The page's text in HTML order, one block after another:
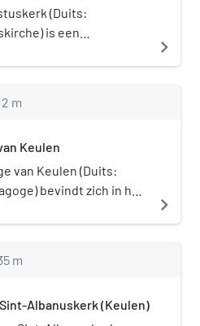
(Duits:
is een
Wijk van het Keulse
navigate_next
m
Keulen
van Keulen (Duits:
bevindt zich in het
tegenover het
de grootste joodse
internationale
navigate_next
m
Albanuskerk (Keulen)